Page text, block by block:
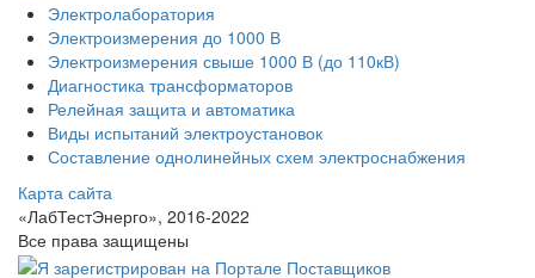
Электролаборатория
Электроизмерения до 1000 В
Электроизмерения свыше 1000 В (до 110кВ)
Диагностика трансформаторов
Релейная защита и автоматика
Виды испытаний электроустановок
Составление однолинейных схем электроснабжения
Карта сайта
«ЛабТестЭнерго», 2016-2022
Все права защищены